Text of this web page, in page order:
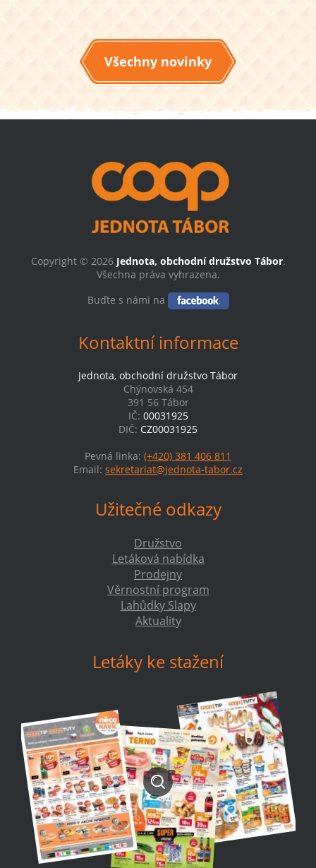
Všechny novinky
Copyright © 2026 Jednota, obchodní družstvo Tábor.
Všechna práva vyhrazena.
Buďte s námi na
Kontaktní informace
Jednota, obchodní družstvo Tábor
Chýnovská 454
391 56 Tábor
IČ: 00031925
DIČ: CZ00031925
Pevná linka: (+420) 381 406 811
Email: sekretariat@jednota-tabor.cz
Užitečné odkazy
Družstvo
Letáková nabídka
Prodejny
Věrnostní program
Lahůdky Slapy
Aktuality
Letáky ke stažení